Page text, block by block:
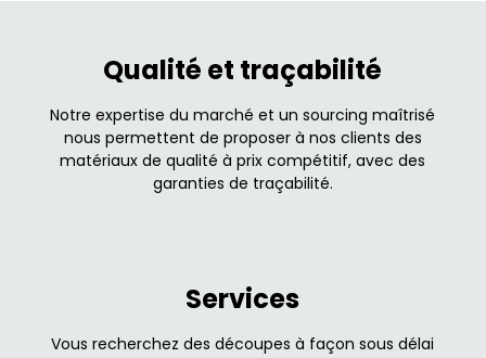
Qualité et traçabilité
Notre expertise du marché et un sourcing maîtrisé
nous permettent de proposer à nos clients des
matériaux de qualité à prix compétitif, avec des
garanties de traçabilité.
Services
Vous recherchez des découpes à façon sous délai